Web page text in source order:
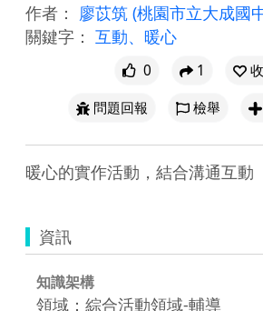
作者： 廖苡筑 (桃園市立大成國
關鍵字： 互動、暖心
0 1
問題回報
檢舉
暖心的實作活動，結合溝通互動
資訊
知識架構
領域：綜合活動領域-輔導